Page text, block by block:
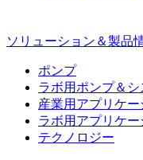
ソリューション＆製品
ポンプ
ラボ用ポンプ＆シ
産業用アプリケー
ラボ用アプリケー
テクノロジー